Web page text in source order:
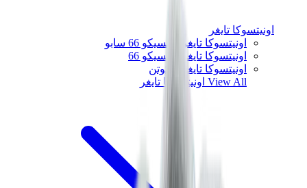
اونيتسوكا تايغر
اونيتسوكا تايغر مكسيكو 66 سابو
اونيتسوكا تايغر مكسيكو 66
اونيتسوكا تايغر توكوتن
View All اونيتسوكا تايغر